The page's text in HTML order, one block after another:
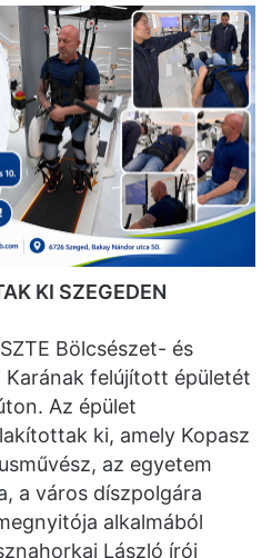
KI SZEGEDEN
Bölcsészet- és
felújított épületét
Az épület
ki, amely Kopasz
az egyetem
a város díszpolgára
alkalmából
László írói